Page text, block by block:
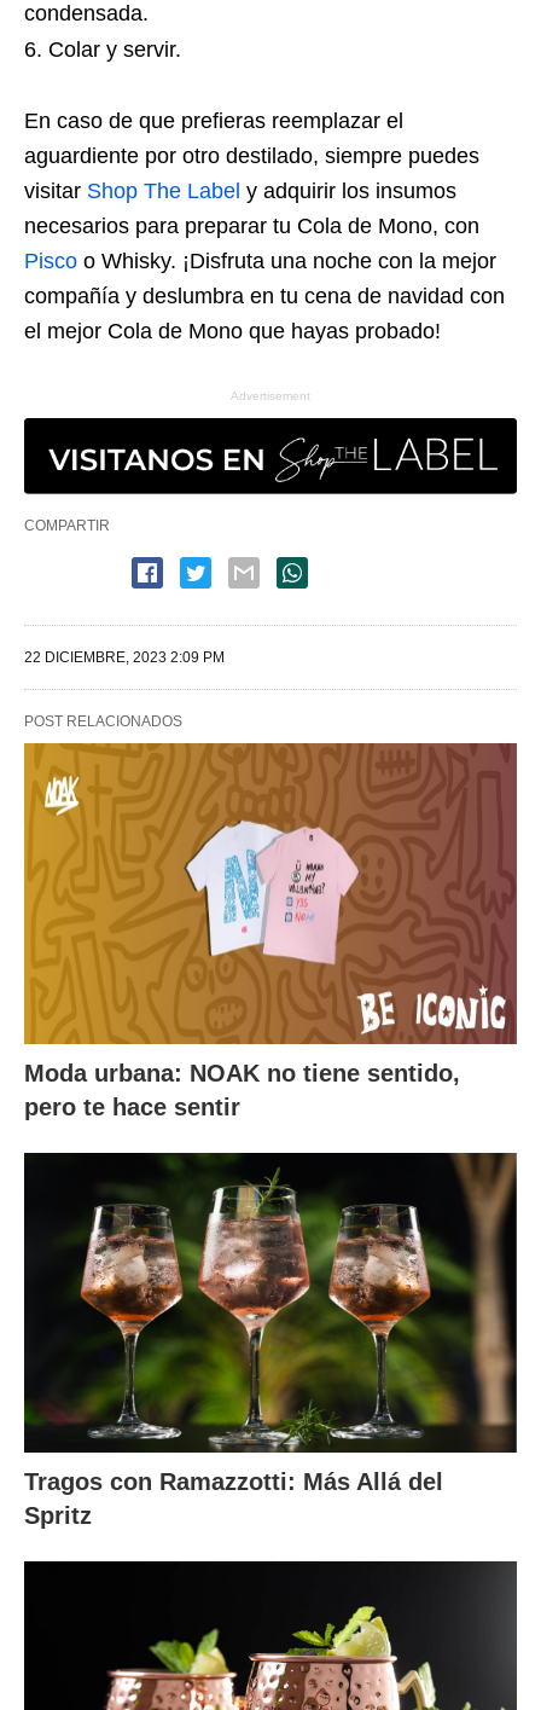
condensada.
Colar y servir.
En caso de que prefieras reemplazar el
aguardiente por otro destilado, siempre puedes
visitar Shop The Label y adquirir los insumos
necesarios para preparar tu Cola de Mono, con
Pisco o Whisky. ¡Disfruta una noche con la mejor
compañía y deslumbra en tu cena de navidad con
el mejor Cola de Mono que hayas probado!
Advertisement
COMPARTIR
22 DICIEMBRE, 2023 2:09 PM
POST RELACIONADOS
Moda urbana: NOAK no tiene sentido,
pero te hace sentir
Tragos con Ramazzotti: Más Allá del
Spritz